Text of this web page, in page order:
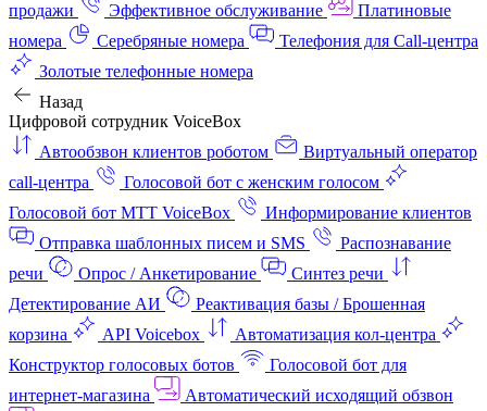
продажи
Эффективное обслуживание
Платиновые
номера
Серебряные номера
Телефония для Call-центра
Золотые телефонные номера
Назад
Цифровой сотрудник VoiceBox
Автообзвон клиентов роботом
Виртуальный оператор
call-центра
Голосовой бот с женским голосом
Голосовой бот МТТ VoiceBox
Информирование клиентов
Отправка шаблонных писем и SMS
Распознавание
речи
Опрос / Анкетирование
Синтез речи
Детектирование АИ
Реактивация базы / Брошенная
корзина
API Voicebox
Автоматизация кол‑центра
Конструктор голосовых ботов
Голосовой бот для
интернет‑магазина
Автоматический исходящий обзвон